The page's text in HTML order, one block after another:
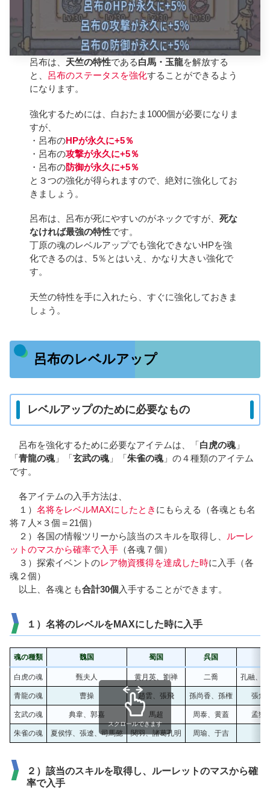
呂布は、 天竺の特性である白馬・玉龍を解放する
と、 呂布のステータスを強化することができるよう
になります。
強化するためには、白おたま1000個が必要になりま
すが、
・呂布のHPが永久に+5％
・呂布の攻撃が永久に+5％
・呂布の防御が永久に+5％
と３つの強化が得られますので、絶対に強化してお
きましょう。
呂布は、呂布が死にやすいのがネックですが、死な
なければ最強の特性です。
丁原の魂のレベルアップでも強化できないHPを強
化できるのは、5％とはいえ、かなり大きい強化で
す。
天竺の特性を手に入れたら、すぐに強化しておきま
しょう。
呂布のレベルアップ
レベルアップのために必要なもの
呂布を強化するために必要なアイテムは、「白虎の魂」
「青龍の魂」「玄武の魂」「朱雀の魂」の４種類のアイテム
です。
各アイテムの入手方法は、
１） 名将をレベルMAXにしたとき にもらえる（各魂とも名
将７人×３個＝21個）
２）各国の情報ツリーから該当のスキルを取得し、
ルーレ
ットのマスから確率で入手 （各魂７個）
３）探索イベントのレア物資獲得を達成した時に入手（各
魂２個）
以上、各魂とも合計30個 入手することができます。
１）名将のレベルをMAXにした時に入手
魂の種類 魏国 蜀国 呉国
白虎の魂 甄夫人 黄月英、劉禅 二喬 孔融、
青龍の魂 曹操 趙雲、張飛 孫尚香、孫権 張角
玄武の魂 典韋、郭嘉 馬超 周泰、黄蓋 孟獲
朱雀の魂 夏侯惇、張遼、司馬懿 関羽、諸葛孔明 周瑜、于吉
スクロールできます
２）該当のスキルを取得し、ルーレットのマスから確
率で入手